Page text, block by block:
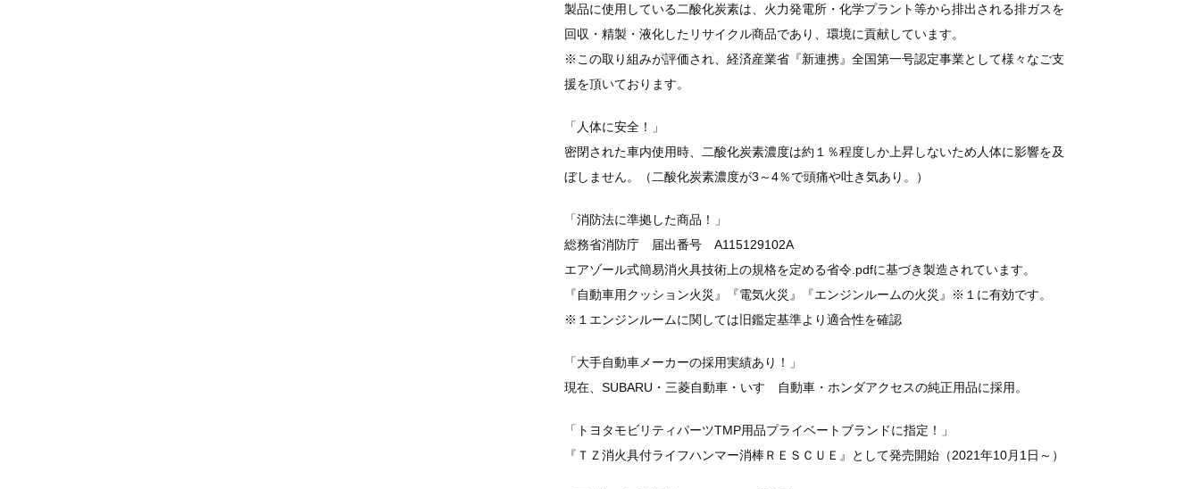
製品に使用している二酸化炭素は、火力発電所・化学プラント等から排出される排ガスを
回収・精製・液化したリサイクル商品であり、環境に貢献しています。
※この取り組みが評価され、経済産業省『新連携』全国第一号認定事業として様々なご支
援を頂いております。
「人体に安全！」
密閉された車内使用時、二酸化炭素濃度は約１％程度しか上昇しないため人体に影響を及
ぼしません。（二酸化炭素濃度が3～4％で頭痛や吐き気あり。）
「消防法に準拠した商品！」
総務省消防庁 届出番号 A115129102A
エアゾール式簡易消火具技術上の規格を定める省令.pdfに基づき製造されています。
『自動車用クッション火災』『電気火災』『エンジンルームの火災』※１に有効です。
※１エンジンルームに関しては旧鑑定基準より適合性を確認
「大手自動車メーカーの採用実績あり！」
現在、SUBARU・三菱自動車・いすゞ自動車・ホンダアクセスの純正用品に採用。
「トヨタモビリティパーツTMP用品プライベートブランドに指定！」
『ＴＺ消火具付ライフハンマー消棒ＲＥＳＣＵＥ』として発売開始（2021年10月1日～）